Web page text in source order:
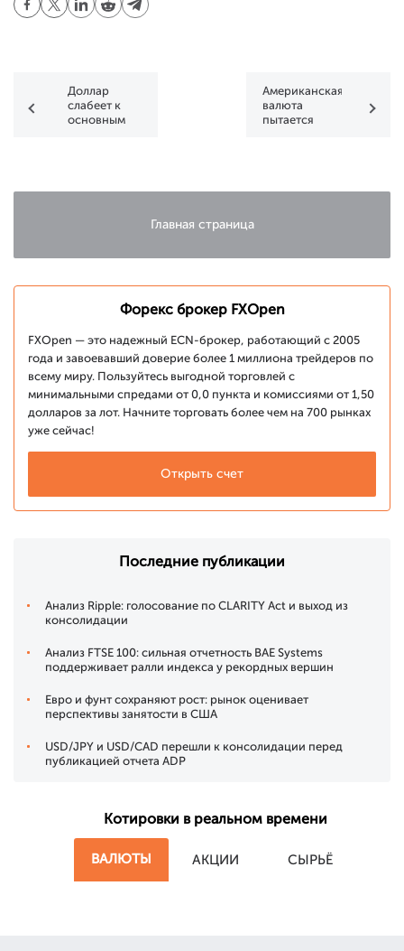
Доллар
слабеет к
основным
Американская
валюта
пытается
Главная страница
Форекс брокер FXOpen
FXOpen — это надежный ECN-брокер, работающий с 2005
года и завоевавший доверие более 1 миллиона трейдеров по
всему миру. Пользуйтесь выгодной торговлей с
минимальными спредами от 0,0 пункта и комиссиями от 1,50
долларов за лот. Начните торговать более чем на 700 рынках
уже сейчас!
Открыть счет
Последние публикации
Анализ Ripple: голосование по CLARITY Act и выход из
консолидации
Анализ FTSE 100: сильная отчетность BAE Systems
поддерживает ралли индекса у рекордных вершин
Евро и фунт сохраняют рост: рынок оценивает
перспективы занятости в США
USD/JPY и USD/CAD перешли к консолидации перед
публикацией отчета ADP
Котировки в реальном времени
ВАЛЮТЫ АКЦИИ СЫРЬЁ